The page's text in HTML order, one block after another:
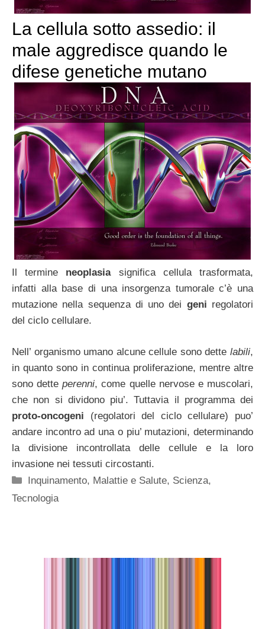
La cellula sotto assedio: il
male aggredisce quando le
difese genetiche mutano
Il termine neoplasiasignifica cellula trasformata,
infatti alla base di una insorgenza tumorale c’è una
mutazione nella sequenza di uno dei geni regolatori
del ciclo cellulare.
Nell’ organismo umano alcune cellule sono dette labili,
in quanto sono in continua proliferazione, mentre altre
sono detteperenni, come quelle nervose e muscolari,
che non si dividono piu’. Tuttavia il programma dei
proto-oncogeni (regolatori del ciclo cellulare) puo’
andare incontro ad una o piu’ mutazioni, determinando
la divisione incontrollata delle cellule e la loro
invasione nei tessuti circostanti.
Categorie
Inquinamento, Malattie e Salute, Scienza,
Tecnologia